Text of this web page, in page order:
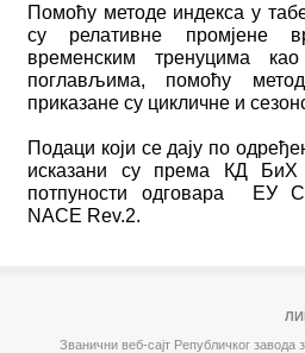
Помоћу методе индекса у
су релативне промјене
временским тренуцима
поглављима, помоћу
приказане су цикличне и
Подаци који се дају по
исказани су према КД БиХ
потпуности одговара ЕУ
NACE Rev.2.
Званични веб-сајт Републичког